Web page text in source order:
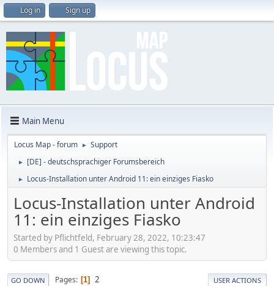
Log in Sign up
Main Menu
Locus Map - forum ► Support
► [DE] - deutschsprachiger Forumsbereich
► Locus-Installation unter Android 11: ein einziges Fiasko
Locus-Installation unter Android
11: ein einziges Fiasko
Started by Pflichtfeld, February 28, 2022, 10:23:47
0 Members and 1 Guest are viewing this topic.
GO DOWN Pages 1 2 USER ACTIONS